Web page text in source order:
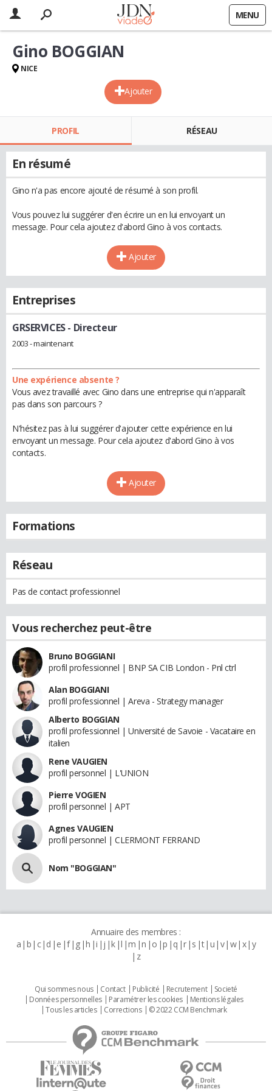
MENU
Ajouter
Gino BOGGIAN
NICE
PROFIL RÉSEAU
En résumé
Gino n'a pas encore ajouté de résumé à son profil.
Vous pouvez lui suggérer d'en écrire un en lui envoyant un
message. Pour cela ajoutez d'abord Gino à vos contacts.
Ajouter
Entreprises
GRSERVICES- Directeur
2003 - maintenant
Une expérience absente ?
Vous avez travaillé avec Gino dans une entreprise qui n'apparaît
pas dans son parcours ?
N'hésitez pas à lui suggérer d'ajouter cette expérience en lui
envoyant un message. Pour cela ajoutez d'abord Gino à vos
contacts.
Ajouter
Formations
Réseau
Pas de contact professionnel
Vous recherchez peut-être
Bruno BOGGIANI
profil professionnel | BNP SA CIB London - Pnl ctrl
Alan BOGGIANI
profil professionnel | Areva - Strategy manager
Alberto BOGGIAN
profil professionnel | Université de Savoie - Vacataire en
italien
Rene VAUGIEN
profil personnel | L'UNION
Pierre VOGIEN
profil personnel | APT
Agnes VAUGIEN
profil personnel | CLERMONT FERRAND
Nom "BOGGIAN"
Annuaire des membres :
a b c d e f g h i j k l m n o p q r s t u v w x y
z
Qui sommes nous Contact Publicité Recrutement
Societé
Données personnelles
Paramétrer les cookies
Mentions légales
Tous les articles
Corrections © 2022 CCM Benchmark